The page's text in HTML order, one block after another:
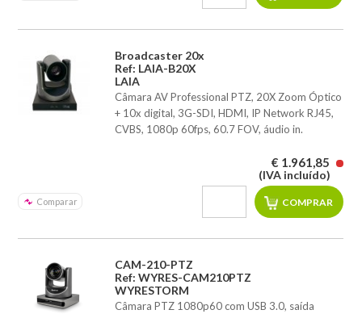
Broadcaster 20x
Ref: LAIA-B20X
LAIA
Câmara AV Professional PTZ, 20X Zoom Óptico
+ 10x digital, 3G-SDI, HDMI, IP Network RJ45,
CVBS, 1080p 60fps, 60.7 FOV, áudio in.
Comparar
€ 1.961,85
(IVA incluído)
CAM-210-PTZ
Ref: WYRES-CAM210PTZ
WYRESTORM
Câmara PTZ 1080p60 com USB 3.0, saída